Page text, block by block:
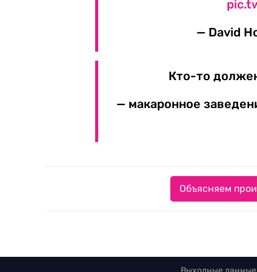
— David
Кто-то
— макаронное
Объясняем